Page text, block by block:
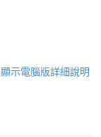
顯示電腦版詳細說明